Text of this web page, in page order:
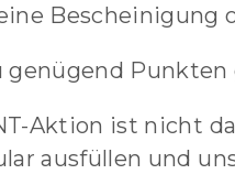
Bescheinigung
genügend
Aktion ist nicht
ausfüllen und